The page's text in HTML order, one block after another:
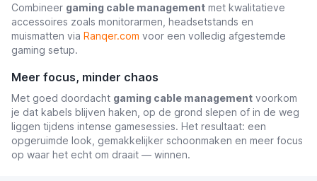
Combineer gaming cable management met kwalitatieve
accessoires zoals monitorarmen, headsetstands en
muismatten via Ranqer.com voor een volledig afgestemde
gaming setup.
Meer focus, minder chaos
Met goed doordacht gaming cable management voorkom
je dat kabels blijven haken, op de grond slepen of in de weg
liggen tijdens intense gamesessies. Het resultaat: een
opgeruimde look, gemakkelijker schoonmaken en meer focus
op waar het echt om draait — winnen.